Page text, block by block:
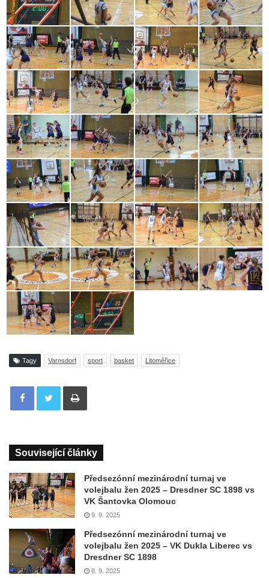
Tagy Varnsdorf sport basket Litoměřice
Tisknout
Související články
Předsezónní mezinárodní turnaj ve
volejbalu žen 2025 – Dresdner SC 1898 vs
VK Šantovka Olomouc
9. 9. 2025
Předsezónní mezinárodní turnaj ve
volejbalu žen 2025 – VK Dukla Liberec vs
Dresdner SC 1898
8. 9. 2025